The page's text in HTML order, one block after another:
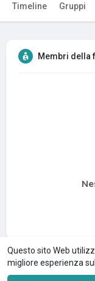
Questo sito Web
migliore esperienza
Timeline Gruppi
Membri della